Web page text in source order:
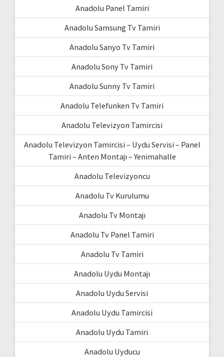
Anadolu Panel Tamiri
Anadolu Samsung Tv Tamiri
Anadolu Sanyo Tv Tamiri
Anadolu Sony Tv Tamiri
Anadolu Sunny Tv Tamiri
Anadolu Telefunken Tv Tamiri
Anadolu Televizyon Tamircisi
Anadolu Televizyon Tamircisi – Uydu Servisi – Panel
Tamiri – Anten Montajı – Yenimahalle
Anadolu Televizyoncu
Anadolu Tv Kurulumu
Anadolu Tv Montajı
Anadolu Tv Panel Tamiri
Anadolu Tv Tamiri
Anadolu Uydu Montajı
Anadolu Uydu Servisi
Anadolu Uydu Tamircisi
Anadolu Uydu Tamiri
Anadolu Uyducu